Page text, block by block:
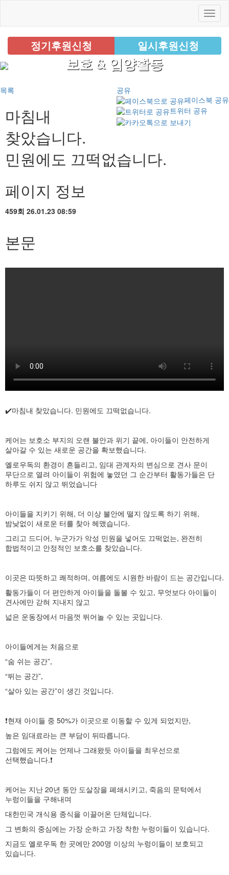
정기후원신청 일시후원신청
보호 & 입양활동
공유
페이스북 공유
트위터 공유
목록
마침내
찾았습니다.
민원에도 끄떡없습니다.
페이지 정보
459회 26.01.23 08:59
본문
✔️마침내 찾았습니다. 민원에도 끄떡없습니다.
케어는 보호소 부지의 오랜 불안과 위기 끝에, 아이들이 안전하게
살아갈 수 있는 새로운 공간을 확보했습니다.
옐로우독의 환경이 흔들리고, 임대 관계자의 변심으로 견사 문이
무단으로 열려 아이들이 위험에 놓였던 그 순간부터 활동가들은 단
하루도 쉬지 않고 뛰었습니다
아이들을 지키기 위해, 더 이상 불안에 떨지 않도록 하기 위해,
밤낮없이 새로운 터를 찾아 헤맸습니다.
그리고 드디어, 누군가가 악성 민원을 넣어도 끄떡없는, 완전히
합법적이고 안정적인 보호소를 찾았습니다.
이곳은 따뜻하고 쾌적하며, 여름에도 시원한 바람이 드는 공간입니다.
활동가들이 더 편안하게 아이들을 돌볼 수 있고, 무엇보다 아이들이
견사에만 갇혀 지내지 않고
넓은 운동장에서 마음껏 뛰어놀 수 있는 곳입니다.
아이들에게는 처음으로
“숨 쉬는 공간”,
“뛰는 공간”,
“살아 있는 공간”이 생긴 것입니다.
❗️현재 아이들 중 50%가 이곳으로 이동할 수 있게 되었지만,
높은 임대료라는 큰 부담이 뒤따릅니다.
그럼에도 케어는 언제나 그래왔듯 아이들을 최우선으로
선택했습니다.❗️
케어는 지난 20년 동안 도살장을 폐쇄시키고, 죽음의 문턱에서
누렁이들을 구해내며
대한민국 개식용 종식을 이끌어온 단체입니다.
그 변화의 중심에는 가장 순하고 가장 착한 누렁이들이 있습니다.
지금도 옐로우독 한 곳에만 200명 이상의 누렁이들이 보호되고
있습니다.